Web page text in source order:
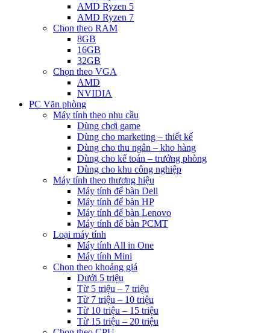
AMD Ryzen 5
AMD Ryzen 7
Chọn theo RAM
8GB
16GB
32GB
Chọn theo VGA
AMD
NVIDIA
PC Văn phòng
Máy tính theo nhu cầu
Dùng chơi game
Dùng cho marketing – thiết kế
Dùng cho thu ngân – kho hàng
Dùng cho kế toán – trưởng phòng
Dùng cho khu công nghiệp
Máy tính theo thương hiệu
Máy tính để bàn Dell
Máy tính để bàn HP
Máy tính để bàn Lenovo
Máy tính để bàn PCMT
Loại máy tính
Máy tính All in One
Máy tính Mini
Chọn theo khoảng giá
Dưới 5 triệu
Từ 5 triệu – 7 triệu
Từ 7 triệu – 10 triệu
Từ 10 triệu – 15 triệu
Từ 15 triệu – 20 triệu